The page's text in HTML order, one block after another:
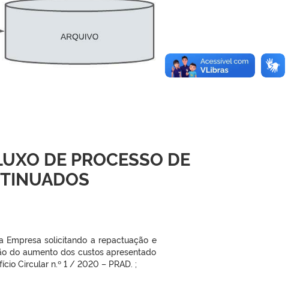
DE PROCESSO DE
solicitando a repactuação e
do aumento dos custos apresentado
Circular n.º 1 / 2020 – PRAD. ;